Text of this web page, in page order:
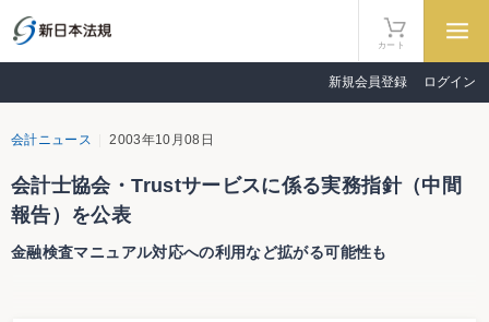
カート
新規会員登録 ログイン
会計ニュース 2003年10月08日
会計士協会・Trustサービスに係る実務指針（中間
報告）を公表
金融検査マニュアル対応への利用など拡がる可能性も